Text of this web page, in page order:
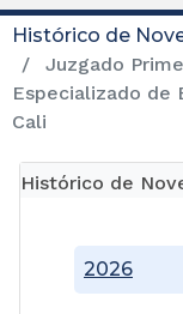
Histórico de
Juzgado
Especializado de
Cali
Histórico de
2026